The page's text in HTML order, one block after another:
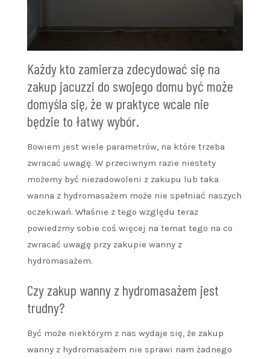
Każdy kto zamierza zdecydować się na
zakup jacuzzi do swojego domu być może
domyśla się, że w praktyce wcale nie
będzie to łatwy wybór.
Bowiem jest wiele parametrów, na które trzeba
zwracać uwagę. W przeciwnym razie niestety
możemy być niezadowoleni z zakupu lub taka
wanna z hydromasażem może nie spełniać naszych
oczekiwań. Właśnie z tego względu teraz
powiedzmy sobie coś więcej na temat tego na co
zwracać uwagę przy zakupie wanny z
hydromasażem.
Czy zakup wanny z hydromasażem jest
trudny?
Być może niektórym z nas wydaje się, że zakup
wanny z hydromasażem nie sprawi nam żadnego